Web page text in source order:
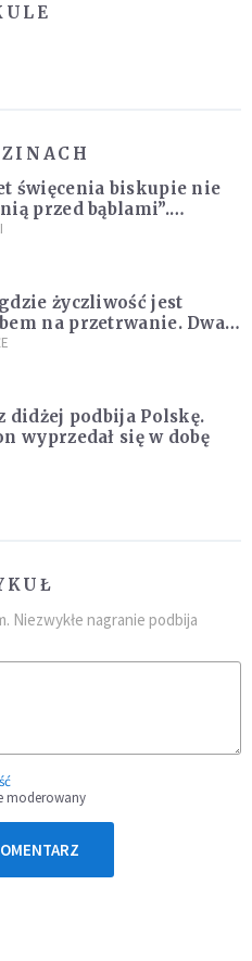
święcenia biskupie nie
przed bąblami”.
pokazała
życzliwość jest
na przetrwanie. Dwa
na Alasce [REPORTAŻ]
didżej podbija Polskę.
wyprzedał się w dobę
Niezwykłe nagranie podbija
moderowany